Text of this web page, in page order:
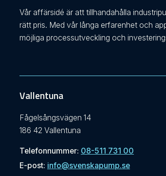
Vår affärsidé är att tillhandahålla
rätt pris. Med vår långa erfarenhet och
möjliga processutveckling och
Vallentuna
Fågelsångsvägen 14
186 42 Vallentuna
Telefonnummer: 08-511 731 00
E-post: info@svenskapump.se